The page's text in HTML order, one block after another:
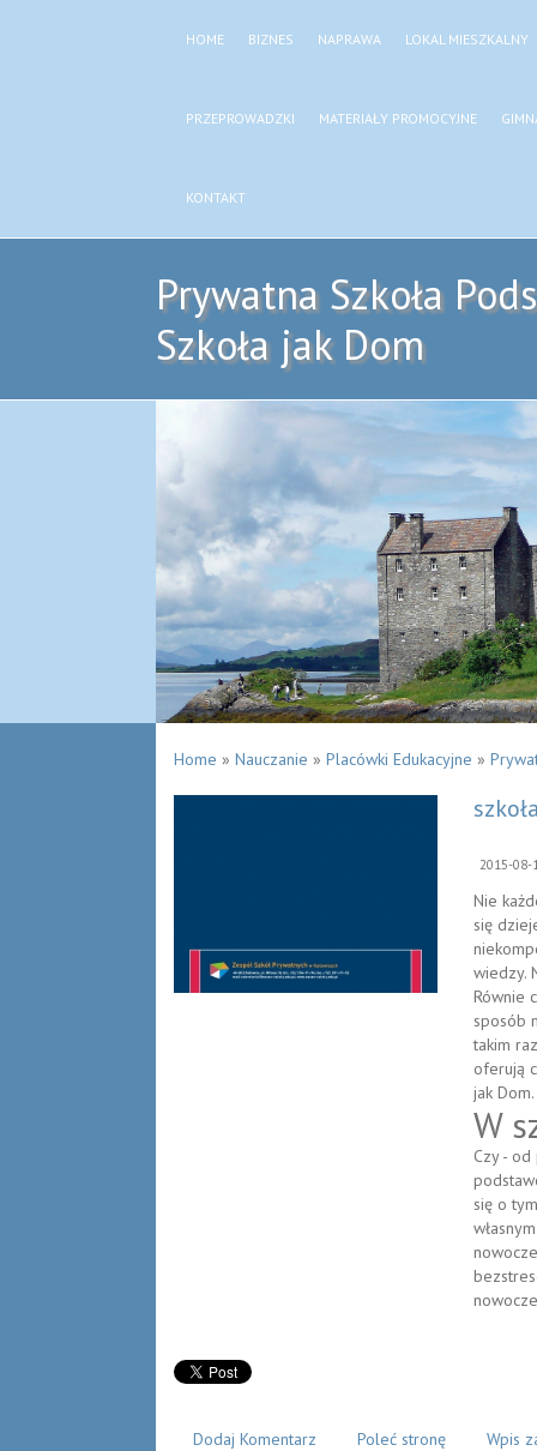
HOME BIZNES NAPRAWA LOKAL MIESZKALNY
PRZEPROWADZKI MATERIAŁY PROMOCYJNE
KONTAKT
Prywatna Szkoła
Szkoła jak Dom
Home » Nauczanie » Placówki Edukacyjne »
2015-08-
Nie
się
wiedzy.
Równie
sposób
takim
oferują
jak Dom.
W
Czy -
się o
Dodaj Komentarz Poleć stronę Wpis